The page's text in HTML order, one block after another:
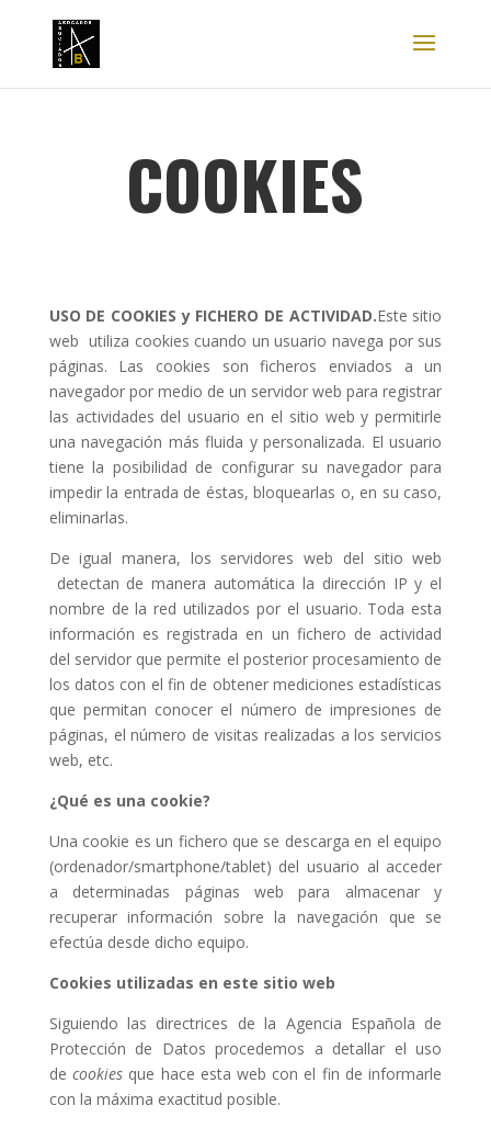
COOKIES
USO DE COOKIES y FICHERO DE ACTIVIDAD.Este sitio
web utiliza cookies cuando un usuario navega por sus
páginas. Las cookies son ficheros enviados a un
navegador por medio de un servidor web para registrar
las actividades del usuario en el sitio web y permitirle
una navegación más fluida y personalizada. El usuario
tiene la posibilidad de configurar su navegador para
impedir la entrada de éstas, bloquearlas o, en su caso,
eliminarlas.
De igual manera, los servidores web del sitio web
detectan de manera automática la dirección IP y el
nombre de la red utilizados por el usuario. Toda esta
información es registrada en un fichero de actividad
del servidor que permite el posterior procesamiento de
los datos con el fin de obtener mediciones estadísticas
que permitan conocer el número de impresiones de
páginas, el número de visitas realizadas a los servicios
web, etc.
¿Qué es una cookie?
Una cookie es un fichero que se descarga en el equipo
(ordenador/smartphone/tablet) del usuario al acceder
a determinadas páginas web para almacenar y
recuperar información sobre la navegación que se
efectúa desde dicho equipo.
Cookies utilizadas en este sitio web
Siguiendo las directrices de la Agencia Española de
Protección de Datos procedemos a detallar el uso
decookies que hace esta web con el fin de informarle
con la máxima exactitud posible.